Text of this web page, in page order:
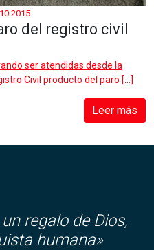
del registro civil
ser atendidas desde la
Civil producto del paro […]
Leer más
regalo de Dios,
humana»